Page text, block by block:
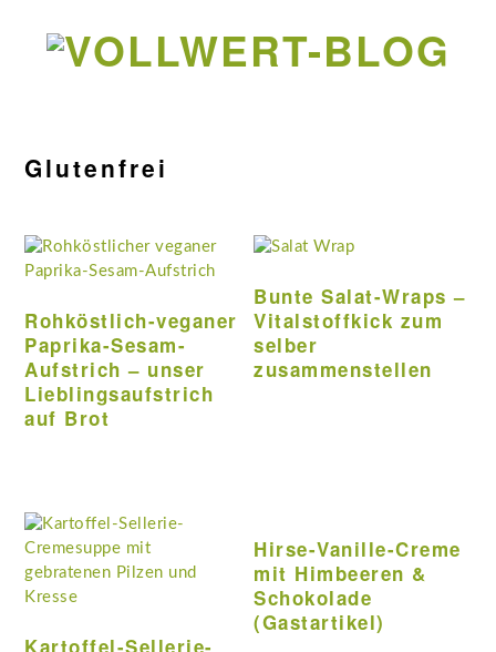
Hauptnavigation
Seitenspalte
Fußzeile
Glutenfrei
Rohköstlich-veganer
Paprika-Sesam-
Aufstrich – unser
Lieblingsaufstrich
auf Brot
Bunte Salat-Wraps –
Vitalstoffkick zum
selber
zusammenstellen
Kartoffel-Sellerie-
Hirse-Vanille-Creme
mit Himbeeren &
Schokolade
(Gastartikel)